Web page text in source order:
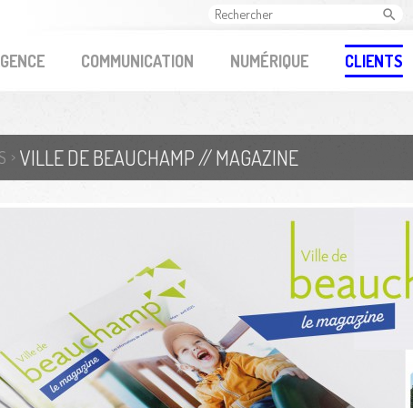
COMMUNICATION NUMÉRIQUE CLIENTS
VILLE DE BEAUCHAMP // MAGAZINE